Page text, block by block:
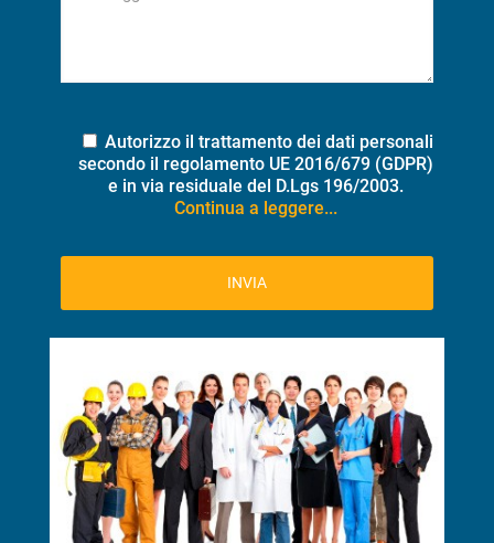
Autorizzo il trattamento dei dati personali
secondo il regolamento UE 2016/679 (GDPR)
e in via residuale del D.Lgs 196/2003.
Continua a leggere...